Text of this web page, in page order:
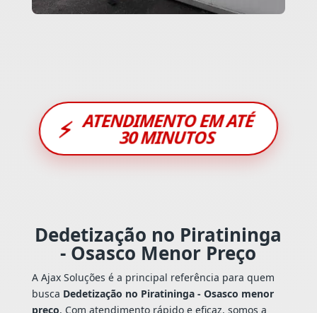
⚡ ATENDIMENTO EM ATÉ
30 MINUTOS
Dedetização no Piratininga
- Osasco Menor Preço
A Ajax Soluções é a principal referência para quem
busca Dedetização no Piratininga - Osasco menor
preço. Com atendimento rápido e eficaz, somos a